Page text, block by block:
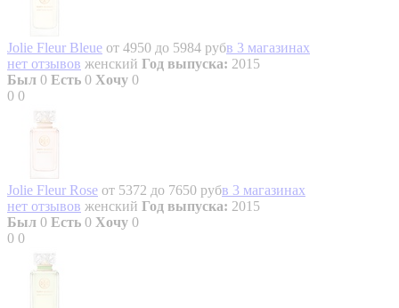
Jolie Fleur Bleue от 4950 до 5984 рубв 3 магазинах
нет отзывов женский Год выпуска: 2015
Был 0 Есть 0 Хочу 0
0 0
Jolie Fleur Rose от 5372 до 7650 рубв 3 магазинах
нет отзывов женский Год выпуска: 2015
Был 0 Есть 0 Хочу 0
0 0